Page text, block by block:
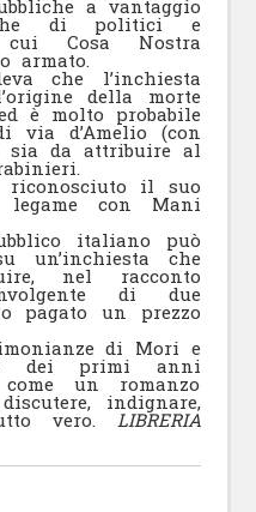
a vantaggio
di politici e
Cosa Nostra
armato.
che l’inchiesta
della morte
è molto probabile
via d’Amelio (con
sia da attribuire al
riconosciuto il suo
con Mani
italiano può
un’inchiesta che
nel racconto
di due
pagato un prezzo
di Mori e
dei primi anni
un romanzo
indignare,
vero. LIBRERIA